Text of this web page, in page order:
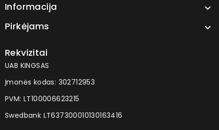
Informacija 
Pirkėjams 
Rekvizitai
UAB KINGSAS
Įmonės kodas: 302712953
PVM: LT100006623215
Swedbank LT637300010130163416